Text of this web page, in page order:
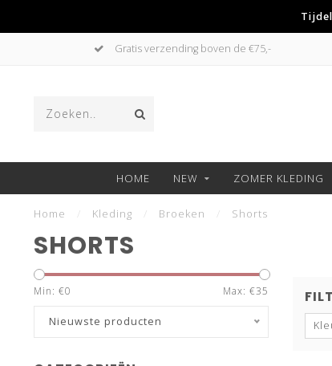
Betaal achteraf met Klarna
HOME NEW ZOMER KLEDING
Home Kleding Broeken Shorts
SHORTS
Min: €0 Max: €35
Nieuwste producten